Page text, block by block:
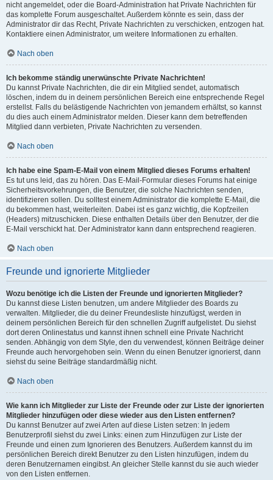
nicht angemeldet, oder die Board-Administration hat Private Nachrichten für
das komplette Forum ausgeschaltet. Außerdem könnte es sein, dass der
Administrator dir das Recht, Private Nachrichten zu verschicken, entzogen hat.
Kontaktiere einen Administrator, um weitere Informationen zu erhalten.
Nach oben
Ich bekomme ständig unerwünschte Private Nachrichten!
Du kannst Private Nachrichten, die dir ein Mitglied sendet, automatisch
löschen, indem du in deinem persönlichen Bereich eine entsprechende Regel
erstellst. Falls du belästigende Nachrichten von jemandem erhältst, so kannst
du dies auch einem Administrator melden. Dieser kann dem betreffenden
Mitglied dann verbieten, Private Nachrichten zu versenden.
Nach oben
Ich habe eine Spam-E-Mail von einem Mitglied dieses Forums erhalten!
Es tut uns leid, das zu hören. Das E-Mail-Formular dieses Forums hat einige
Sicherheitsvorkehrungen, die Benutzer, die solche Nachrichten senden,
identifizieren sollen. Du solltest einem Administrator die komplette E-Mail, die
du bekommen hast, weiterleiten. Dabei ist es ganz wichtig, die Kopfzeilen
(Headers) mitzuschicken. Diese enthalten Details über den Benutzer, der die
E-Mail verschickt hat. Der Administrator kann dann entsprechend reagieren.
Nach oben
Freunde und ignorierte Mitglieder
Wozu benötige ich die Listen der Freunde und ignorierten Mitglieder?
Du kannst diese Listen benutzen, um andere Mitglieder des Boards zu
verwalten. Mitglieder, die du deiner Freundesliste hinzufügst, werden in
deinem persönlichen Bereich für den schnellen Zugriff aufgelistet. Du siehst
dort deren Onlinestatus und kannst ihnen schnell eine Private Nachricht
senden. Abhängig von dem Style, den du verwendest, können Beiträge deiner
Freunde auch hervorgehoben sein. Wenn du einen Benutzer ignorierst, dann
siehst du seine Beiträge standardmäßig nicht.
Nach oben
Wie kann ich Mitglieder zur Liste der Freunde oder zur Liste der ignorierten
Mitglieder hinzufügen oder diese wieder aus den Listen entfernen?
Du kannst Benutzer auf zwei Arten auf diese Listen setzen: In jedem
Benutzerprofil siehst du zwei Links: einen zum Hinzufügen zur Liste der
Freunde und einen zum Ignorieren des Benutzers. Außerdem kannst du im
persönlichen Bereich direkt Benutzer zu den Listen hinzufügen, indem du
deren Benutzernamen eingibst. An gleicher Stelle kannst du sie auch wieder
von den Listen entfernen.